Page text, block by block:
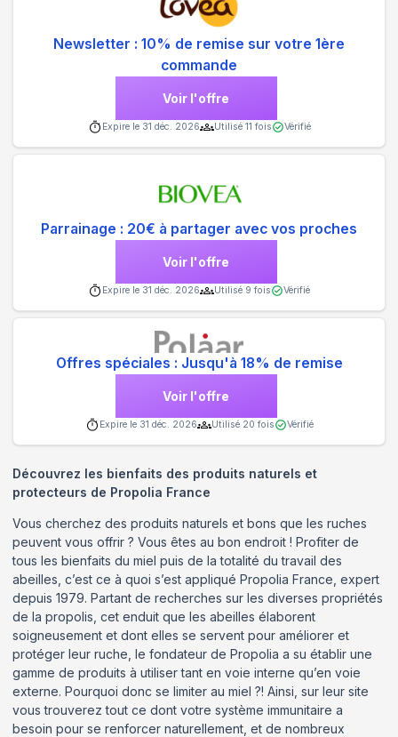
Newsletter : 10% de remise sur votre 1ère
commande
Voir l'offre
Expire le 31 déc. 2026 Utilisé 11 fois Vérifié
Parrainage : 20€ à partager avec vos proches
Voir l'offre
Expire le 31 déc. 2026 Utilisé 9 fois Vérifié
Offres spéciales : Jusqu'à 18% de remise
Voir l'offre
Expire le 31 déc. 2026 Utilisé 20 fois Vérifié
Découvrez les bienfaits des produits naturels et
protecteurs de Propolia France
Vous cherchez des produits naturels et bons que les ruches
peuvent vous offrir ? Vous êtes au bon endroit ! Profiter de
tous les bienfaits du miel puis de la totalité du travail des
abeilles, c’est ce à quoi s’est appliqué Propolia France, expert
depuis 1979. Partant de recherches sur les diverses propriétés
de la propolis, cet enduit que les abeilles élaborent
soigneusement et dont elles se servent pour améliorer et
protéger leur ruche, le fondateur de Propolia a su établir une
gamme de produits à utiliser tant en voie interne qu’en voie
externe. Pourquoi donc se limiter au miel ?! Ainsi, sur leur site
vous trouverez tout ce dont votre système immunitaire a
besoin pour se renforcer naturellement, et de nombreux